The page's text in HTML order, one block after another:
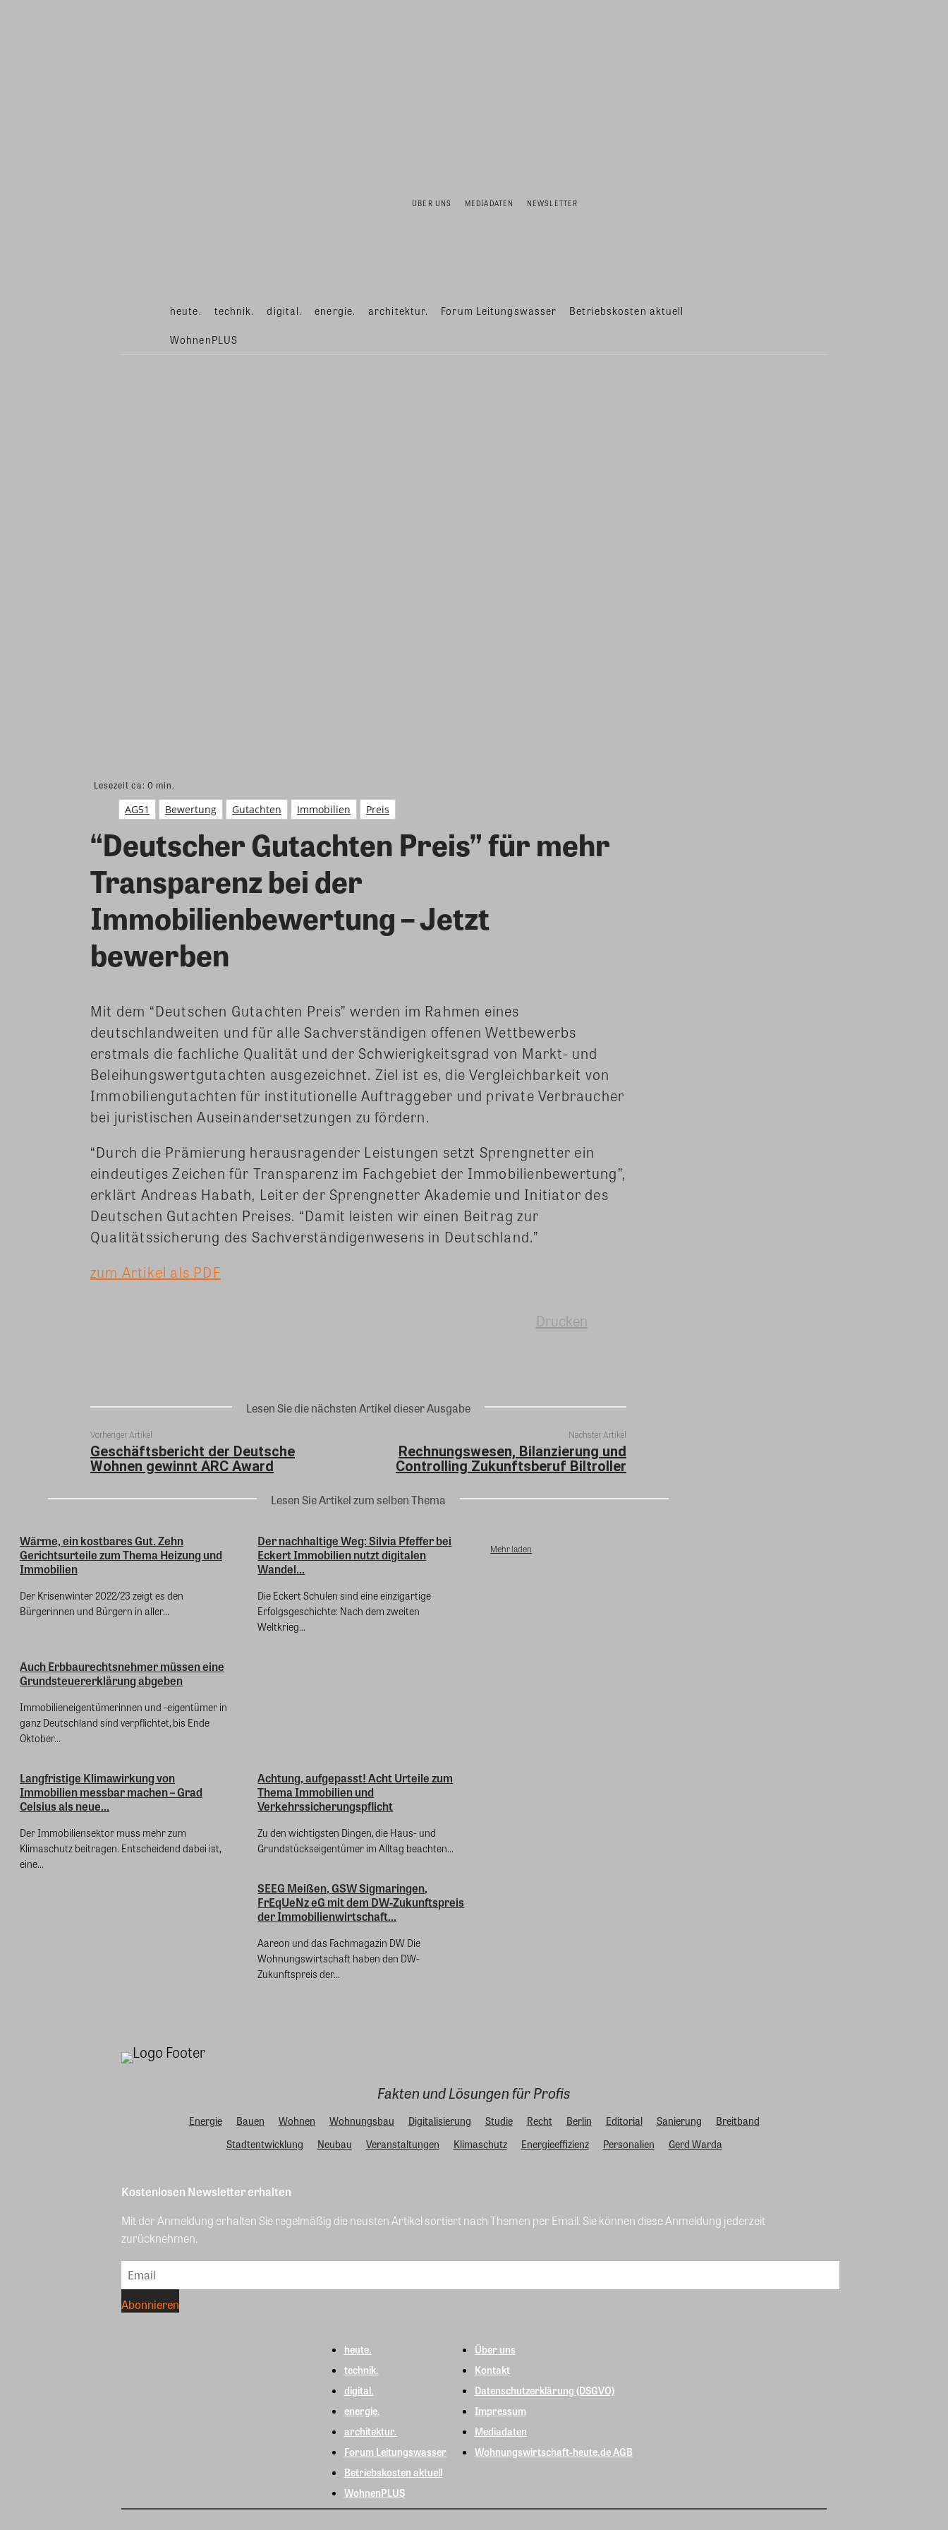
ÜBER UNS MEDIADATEN NEWSLETTER
heute. technik. digital. energie. architektur. Forum Leitungswasser Betriebskosten aktuell
WohnenPLUS
Lesezeit ca: 0 min.
AG51 Bewertung Gutachten Immobilien Preis
“Deutscher Gutachten Preis” für mehr
Transparenz bei der
Immobilienbewertung – Jetzt
bewerben
Mit dem “Deutschen Gutachten Preis” werden im Rahmen eines
deutschlandweiten und für alle Sachverständigen offenen Wettbewerbs
erstmals die fachliche Qualität und der Schwierigkeitsgrad von Markt- und
Beleihungswertgutachten ausgezeichnet. Ziel ist es, die Vergleichbarkeit von
Immobiliengutachten für institutionelle Auftraggeber und private Verbraucher
bei juristischen Auseinandersetzungen zu fördern.
“Durch die Prämierung herausragender Leistungen setzt Sprengnetter ein
eindeutiges Zeichen für Transparenz im Fachgebiet der Immobilienbewertung”,
erklärt Andreas Habath, Leiter der Sprengnetter Akademie und Initiator des
Deutschen Gutachten Preises. “Damit leisten wir einen Beitrag zur
Qualitätssicherung des Sachverständigenwesens in Deutschland.”
zum Artikel als PDF
Drucken
Lesen Sie die nächsten Artikel dieser Ausgabe
Vorheriger Artikel
Geschäftsbericht der Deutsche
Wohnen gewinnt ARC Award
Nächster Artikel
Rechnungswesen, Bilanzierung und
Controlling Zukunftsberuf Biltroller
Lesen Sie Artikel zum selben Thema
Wärme, ein kostbares Gut. Zehn
Gerichtsurteile zum Thema Heizung und
Immobilien
Der Krisenwinter 2022/23 zeigt es den
Bürgerinnen und Bürgern in aller...
Der nachhaltige Weg: Silvia Pfeffer bei
Eckert Immobilien nutzt digitalen
Wandel...
Die Eckert Schulen sind eine einzigartige
Erfolgsgeschichte: Nach dem zweiten
Weltkrieg...
Auch Erbbaurechtsnehmer müssen eine
Grundsteuererklärung abgeben
Immobilieneigentümerinnen und -eigentümer in
ganz Deutschland sind verpflichtet, bis Ende
Oktober...
Langfristige Klimawirkung von
Immobilien messbar machen – Grad
Celsius als neue...
Der Immobiliensektor muss mehr zum
Klimaschutz beitragen. Entscheidend dabei ist,
eine...
Achtung, aufgepasst! Acht Urteile zum
Thema Immobilien und
Verkehrssicherungspflicht
Zu den wichtigsten Dingen, die Haus- und
Grundstückseigentümer im Alltag beachten...
SEEG Meißen, GSW Sigmaringen,
FrEqUeNz eG mit dem DW-Zukunftspreis
der Immobilienwirtschaft...
Aareon und das Fachmagazin DW Die
Wohnungswirtschaft haben den DW-
Zukunftspreis der...
Mehr laden
Fakten und Lösungen für Profis
Energie Bauen Wohnen Wohnungsbau Digitalisierung Studie Recht Berlin Editorial Sanierung
Breitband
Stadtentwicklung
Neubau Veranstaltungen Klimaschutz Energieeffizienz Personalien Gerd Warda
Kostenlosen Newsletter erhalten
Mit der Anmeldung erhalten Sie regelmäßig die neusten Artikel sortiert nach Themen per Email. Sie können diese Anmeldung jederzeit
zurücknehmen.
heute.
technik.
digital.
energie.
architektur.
Forum Leitungswasser
Betriebskosten aktuell
WohnenPLUS
Über uns
Kontakt
Datenschutzerklärung (DSGVO)
Impressum
Mediadaten
Wohnungswirtschaft-heute.de AGB